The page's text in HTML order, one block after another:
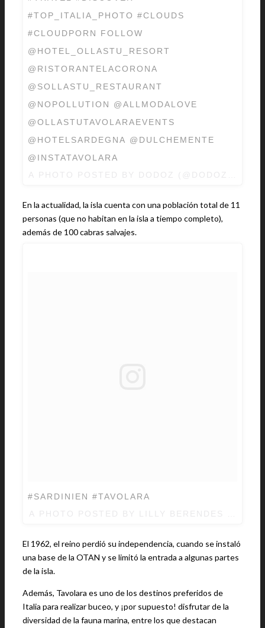
#TOP_ITALIA_PHOTO #CLOUDS
#CLOUDPORN FOLLOW
@HOTEL_OLLASTU_RESORT
@RISTORANTELACORONA
@SOLLASTU_RESTAURANT
@NOPOLLUTION @ALLMODALOVE
@OLLASTUTAVOLARAEVENTS
@HOTELSARDEGNA @DULCHEMENTE
@INSTATAVOLARA
En la actualidad, la isla cuenta con una población total de 11
personas (que no habitan en la isla a tiempo completo),
además de 100 cabras salvajes.
#SARDINIEN #TAVOLARA
El 1962, el reino perdió su independencia, cuando se instaló
una base de la OTAN y se limitó la entrada a algunas partes
de la isla.
Además, Tavolara es uno de los destinos preferidos de
Italia para realizar buceo, y ¡por supuesto! disfrutar de la
diversidad de la fauna marina, entre los que destacan